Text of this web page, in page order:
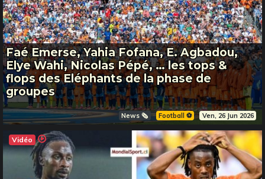
Faé Emerse, Yahia Fofana, E. Agbadou,
Elye Wahi, Nicolas Pépé, … les tops &
flops des Eléphants de la phase de
groupes
News 🗞️ Football ⚽️ Ven, 26 Jun 2026
Vidéo